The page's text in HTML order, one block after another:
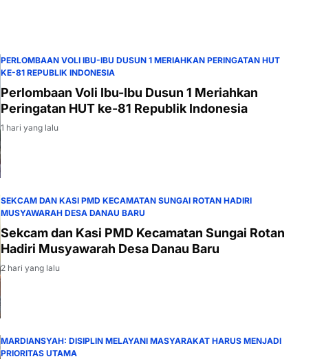
PERLOMBAAN VOLI IBU-IBU DUSUN 1 MERIAHKAN PERINGATAN HUT
KE-81 REPUBLIK INDONESIA
Perlombaan Voli Ibu-Ibu Dusun 1 Meriahkan
Peringatan HUT ke-81 Republik Indonesia
1 hari yang lalu
SEKCAM DAN KASI PMD KECAMATAN SUNGAI ROTAN HADIRI
MUSYAWARAH DESA DANAU BARU
Sekcam dan Kasi PMD Kecamatan Sungai Rotan
Hadiri Musyawarah Desa Danau Baru
2 hari yang lalu
MARDIANSYAH: DISIPLIN MELAYANI MASYARAKAT HARUS MENJADI
PRIORITAS UTAMA